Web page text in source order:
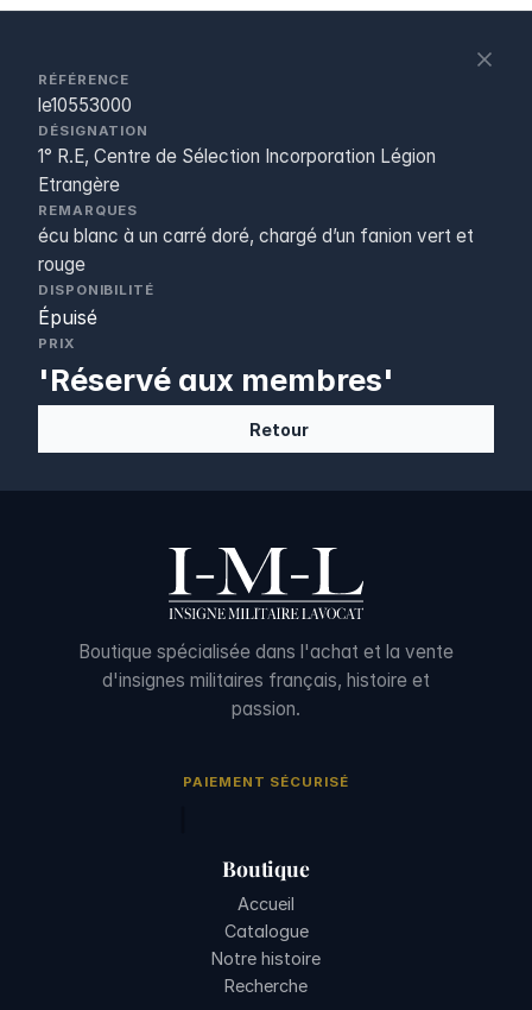
RÉFÉRENCE
le10553000
DÉSIGNATION
1° R.E, Centre de Sélection Incorporation Légion
Etrangère
REMARQUES
écu blanc à un carré doré, chargé d’un fanion vert et
rouge
DISPONIBILITÉ
Épuisé
PRIX
'Réservé aux membres'
Retour
Boutique spécialisée dans l'achat et la vente
d'insignes militaires français, histoire et
passion.
PAIEMENT SÉCURISÉ
Boutique
Accueil
Catalogue
Notre histoire
Recherche